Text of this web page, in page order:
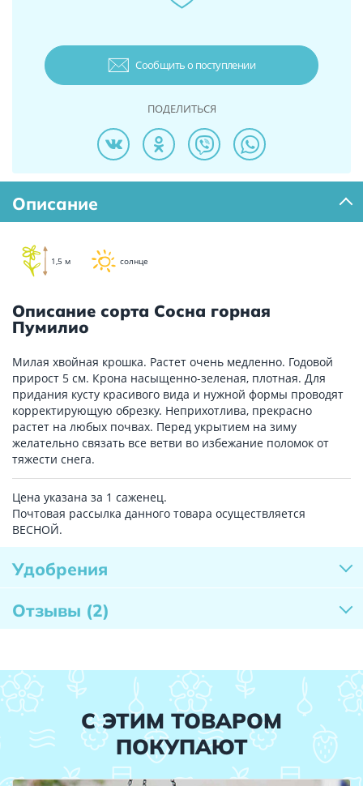
Сообщить о поступлении
ПОДЕЛИТЬСЯ
Описание
1,5 м солнце
Описание сорта Сосна горная
Пумилио
Милая хвойная крошка. Растет очень медленно. Годовой
прирост 5 см. Крона насыщенно-зеленая, плотная. Для
придания кусту красивого вида и нужной формы проводят
корректирующую обрезку. Неприхотлива, прекрасно
растет на любых почвах. Перед укрытием на зиму
желательно связать все ветви во избежание поломок от
тяжести снега.
Цена указана за 1 саженец.
Почтовая рассылка данного товара осуществляется
ВЕСНОЙ.
Удобрения
Отзывы (2)
С ЭТИМ ТОВАРОМ
ПОКУПАЮТ